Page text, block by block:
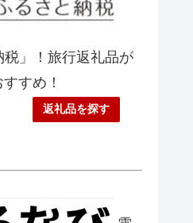
税」！旅行返礼品が
すめ！
返礼品を探す